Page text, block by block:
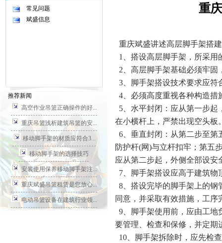
常见问题
斌盛信息
推荐新闻
高空作业吊篮正确操作的好...
重庆吊篮浅析建筑吊篮的安...
移动脚手架的材质应符合3...
移动脚手架的选择技巧
安装使用保养移动脚手架注...
重庆斌盛吊篮租赁是您放心...
电动吊篮设备在建筑行业领...
重
重庆斌盛讲述高层脚手架搭
1、搭设高层脚手架，所采
2、高层脚手架基础必须牢
3、脚手架搭设技术要求应符
4、必须高度重视各种构造措
5、水平封闭：应从第一步
在小横杆上，严禁出现空头板
6、垂直封闭：从第二步至第
防护杆(网)与立杆扣牢；第五
应从第二步起，外侧全部设安
7、脚手架搭设应高于建筑物
8、搭设完毕的脚手架上的
同意，并采取有效措施，工序
9、脚手架使用前，应由工
要管理、检查和保修，并定期
10、脚手架拆除时，应先检